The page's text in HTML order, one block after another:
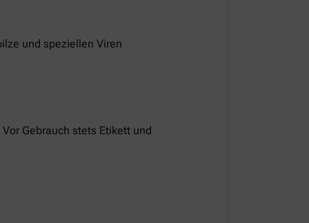
und speziellen Viren
Gebrauch stets Etikett und